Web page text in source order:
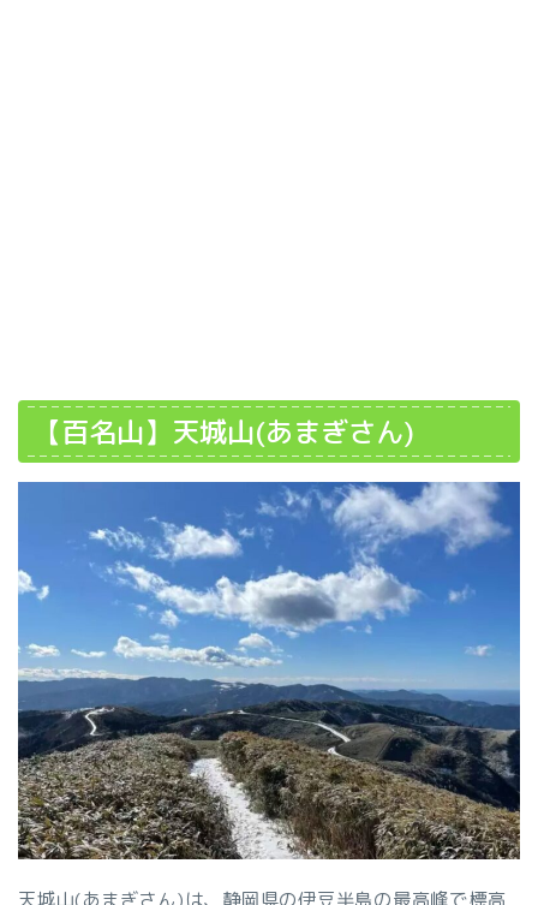
【百名山】天城山(あまぎさん)
天城山(あまぎさん)は、静岡県の伊豆半島の最高峰で標高